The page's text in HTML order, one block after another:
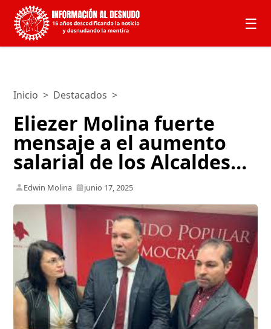
☰
Inicio > Destacados >
Eliezer Molina fuerte
mensaje a el aumento
salarial de los Alcaldes…
Edwin Molina junio 17, 2025